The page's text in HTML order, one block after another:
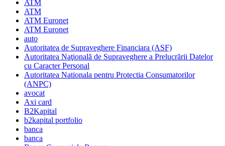
ATM
ATM
ATM Euronet
ATM Euronet
auto
Autoritatea de Supraveghere Financiara (ASF)
Autoritatea Naţională de Supraveghere a Prelucrării Datelor
cu Caracter Personal
Autoritatea Nationala pentru Protectia Consumatorilor
(ANPC)
avocat
Axi card
B2Kapital
b2kapital portfolio
banca
banca